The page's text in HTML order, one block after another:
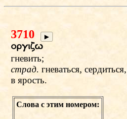
3710 ▶
orgizv
гневить;
страд. гневаться,
в ярость.
Слова с этим номером: